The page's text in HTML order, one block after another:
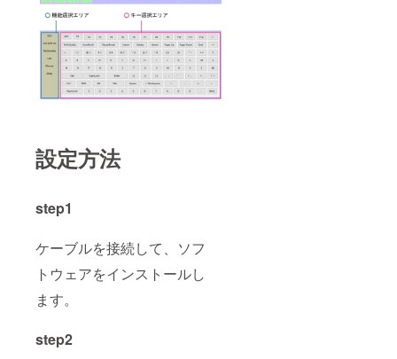
設定方法
step1
ケーブルを接続して、ソフ
トウェアをインストールし
ます。
step2